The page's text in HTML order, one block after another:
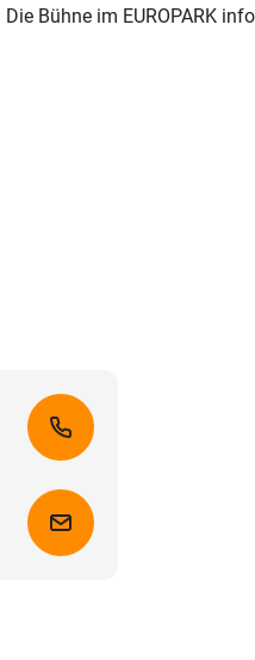
Bühne im EUROPARK